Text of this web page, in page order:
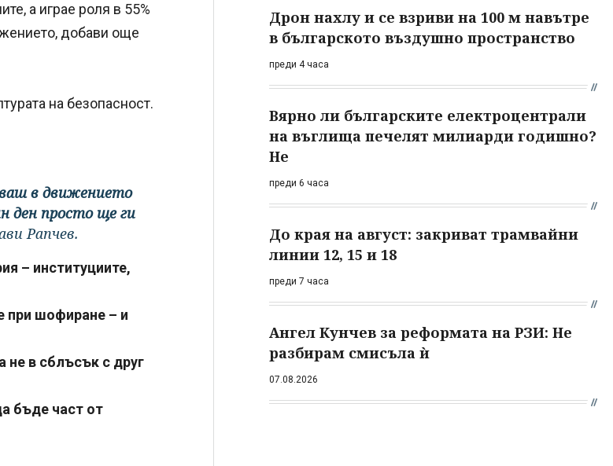
а играе роля в 55%
добави още
на безопасност.
в движението
ден просто ще ги
Рапчев.
– институциите,
при шофиране – и
не в сблъсък с друг
бъде част от
Дрон нахлу и се взриви на 100 м навътре
в българското въздушно пространство
преди 4 часа
Вярно ли българските електроцентрали
на въглища печелят милиарди годишно?
Не
преди 6 часа
До края на август: закриват трамвайни
линии 12, 15 и 18
преди 7 часа
Ангел Кунчев за реформата на РЗИ: Не
разбирам смисъла ѝ
07.08.2026